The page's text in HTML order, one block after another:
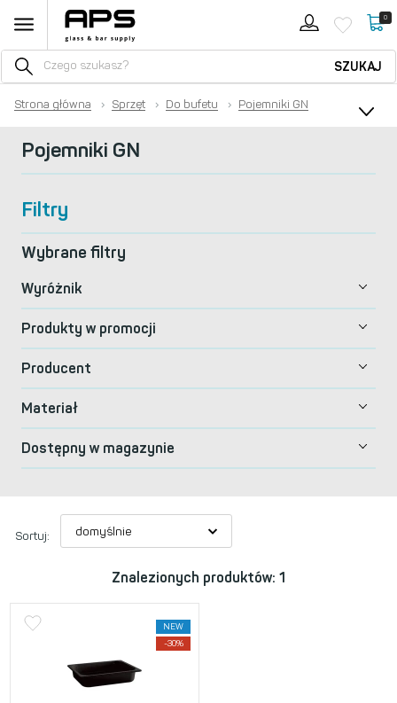
0
SZUKAJ
Strona główna › Sprzęt › Do bufetu › Pojemniki GN
Pojemniki GN
Filtry
Wybrane filtry
Wyróżnik
Produkty w promocji
Producent
Materiał
Dostępny w magazynie
Sortuj:
Znalezionych produktów: 1
NEW
-30%